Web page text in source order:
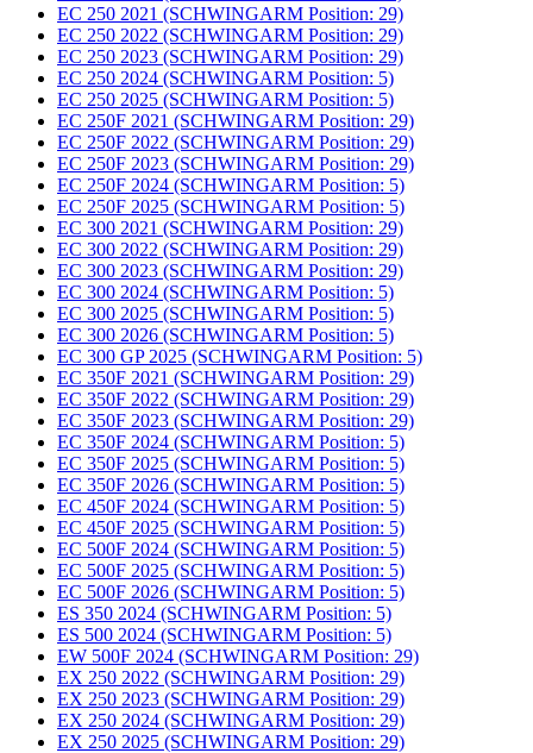
EC 250 2021 (SCHWINGARM Position: 29)
EC 250 2022 (SCHWINGARM Position: 29)
EC 250 2023 (SCHWINGARM Position: 29)
EC 250 2024 (SCHWINGARM Position: 5)
EC 250 2025 (SCHWINGARM Position: 5)
EC 250F 2021 (SCHWINGARM Position: 29)
EC 250F 2022 (SCHWINGARM Position: 29)
EC 250F 2023 (SCHWINGARM Position: 29)
EC 250F 2024 (SCHWINGARM Position: 5)
EC 250F 2025 (SCHWINGARM Position: 5)
EC 300 2021 (SCHWINGARM Position: 29)
EC 300 2022 (SCHWINGARM Position: 29)
EC 300 2023 (SCHWINGARM Position: 29)
EC 300 2024 (SCHWINGARM Position: 5)
EC 300 2025 (SCHWINGARM Position: 5)
EC 300 2026 (SCHWINGARM Position: 5)
EC 300 GP 2025 (SCHWINGARM Position: 5)
EC 350F 2021 (SCHWINGARM Position: 29)
EC 350F 2022 (SCHWINGARM Position: 29)
EC 350F 2023 (SCHWINGARM Position: 29)
EC 350F 2024 (SCHWINGARM Position: 5)
EC 350F 2025 (SCHWINGARM Position: 5)
EC 350F 2026 (SCHWINGARM Position: 5)
EC 450F 2024 (SCHWINGARM Position: 5)
EC 450F 2025 (SCHWINGARM Position: 5)
EC 500F 2024 (SCHWINGARM Position: 5)
EC 500F 2025 (SCHWINGARM Position: 5)
EC 500F 2026 (SCHWINGARM Position: 5)
ES 350 2024 (SCHWINGARM Position: 5)
ES 500 2024 (SCHWINGARM Position: 5)
EW 500F 2024 (SCHWINGARM Position: 29)
EX 250 2022 (SCHWINGARM Position: 29)
EX 250 2023 (SCHWINGARM Position: 29)
EX 250 2024 (SCHWINGARM Position: 29)
EX 250 2025 (SCHWINGARM Position: 29)